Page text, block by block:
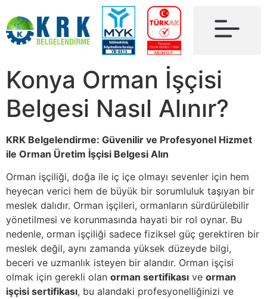
Konya Orman İşçisi
Belgesi Nasıl Alınır?
KRK Belgelendirme: Güvenilir ve Profesyonel Hizmet
ile Orman Üretim İşçisi Belgesi Alın
Orman işçiliği, doğa ile iç içe olmayı sevenler için hem
heyecan verici hem de büyük bir sorumluluk taşıyan bir
meslek dalıdır. Orman işçileri, ormanların sürdürülebilir
yönetilmesi ve korunmasında hayati bir rol oynar. Bu
nedenle, orman işçiliği sadece fiziksel güç gerektiren bir
meslek değil, aynı zamanda yüksek düzeyde bilgi,
beceri ve uzmanlık isteyen bir alandır. Orman işçisi
olmak için gerekli olan orman sertifikası ve orman
işçisi sertifikası, bu alandaki profesyonelliğinizi ve